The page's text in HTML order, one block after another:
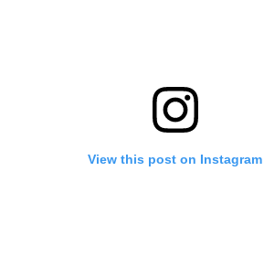
View this post on Instagram